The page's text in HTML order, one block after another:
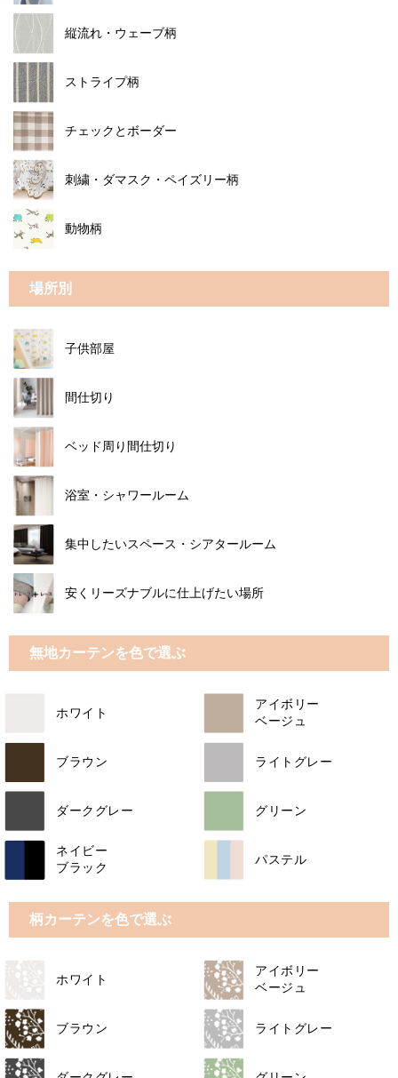
縦流れ・ウェーブ柄
ストライプ柄
チェックとボーダー
刺繍・ダマスク・ペイズリー柄
動物柄
場所別
子供部屋
間仕切り
ベッド周り間仕切り
浴室・シャワールーム
集中したいスペース・シアタールーム
安くリーズナブルに仕上げたい場所
無地カーテンを色で選ぶ
ホワイト
アイボリー
ベージュ
ブラウン ライトグレー
ダークグレー グリーン
ネイビー
ブラック
パステル
柄カーテンを色で選ぶ
ホワイト
アイボリー
ベージュ
ブラウン ライトグレー